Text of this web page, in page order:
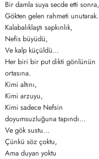
Bir damla suya secde etti sonra,
Gökten gelen rahmeti unutarak.
Kalabalıklaştı sapkınlık,
Nefis büyüdü,
Ve kalp küçüldü…
Her biri bir put dikti gönlünün
ortasına.
Kimi altını,
Kimi arzuyu,
Kimi sadece Nefsin
doyumsuzluğuna tapındı…
Ve gök sustu…
Çünkü söz çoktu,
Ama duyan yoktu